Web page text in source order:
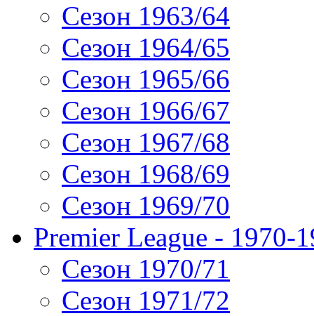
Сезон 1963/64
Сезон 1964/65
Сезон 1965/66
Сезон 1966/67
Сезон 1967/68
Сезон 1968/69
Сезон 1969/70
Premier League - 1970-
Сезон 1970/71
Сезон 1971/72